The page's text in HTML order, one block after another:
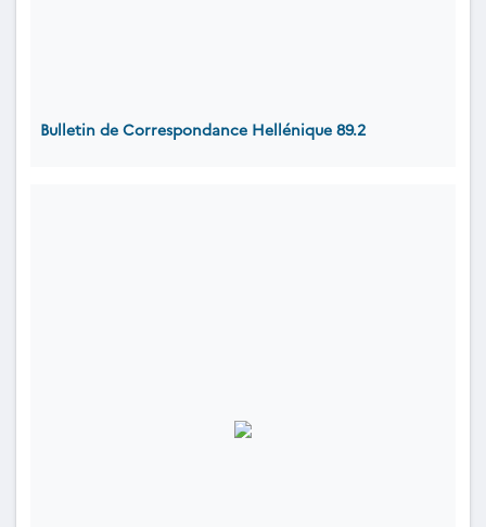
Bulletin de Correspondance Hellénique 89.2